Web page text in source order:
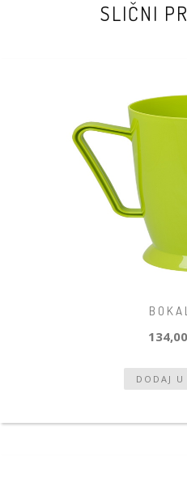
SLIČNI